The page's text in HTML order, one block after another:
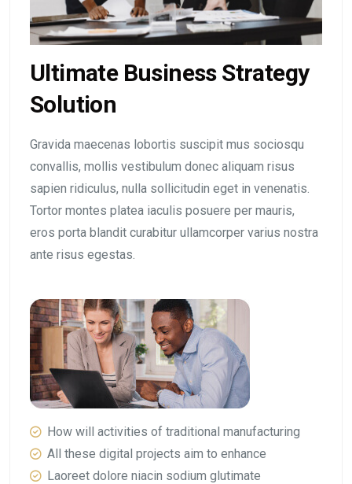
Ultimate Business Strategy
Solution
Gravida maecenas lobortis suscipit mus sociosqu
convallis, mollis vestibulum donec aliquam risus
sapien ridiculus, nulla sollicitudin eget in venenatis.
Tortor montes platea iaculis posuere per mauris,
eros porta blandit curabitur ullamcorper varius nostra
ante risus egestas.
How will activities of traditional manufacturing
All these digital projects aim to enhance
Laoreet dolore niacin sodium glutimate